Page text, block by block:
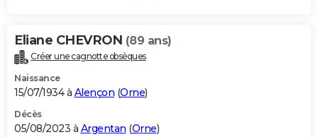
Eliane CHEVRON (89 ans)
Créer une cagnotte obsèques
Naissance
15/07/1934 à Alençon (Orne)
Décès
05/08/2023 à Argentan (Orne)